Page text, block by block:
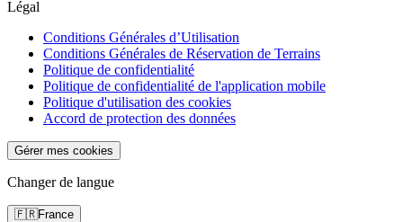
Légal
Conditions Générales d’Utilisation
Conditions Générales de Réservation de Terrains
Politique de confidentialité
Politique de confidentialité de l'application mobile
Politique d'utilisation des cookies
Accord de protection des données
Gérer mes cookies
Changer de langue
🇫🇷France